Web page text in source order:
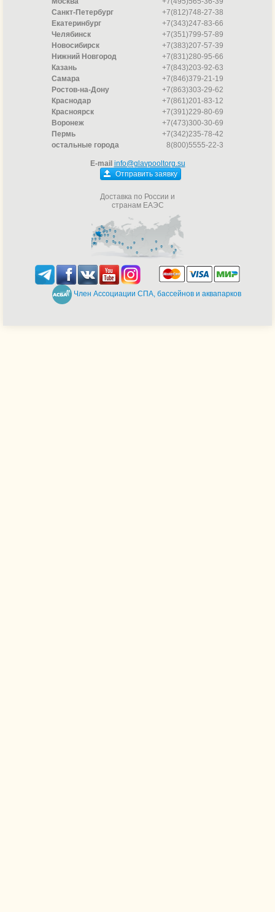
Санкт-Петербург
+7(812)748-27-38
Екатеринбург
+7(343)247-83-66
Челябинск
+7(351)799-57-89
Новосибирск
+7(383)207-57-39
Нижний Новгород
+7(831)280-95-66
Казань
+7(843)203-92-63
Самара
+7(846)379-21-19
Ростов-на-Дону
+7(863)303-29-62
Краснодар
+7(861)201-83-12
Красноярск
+7(391)229-80-69
Воронеж
+7(473)300-30-69
Пермь
+7(342)235-78-42
остальные города
8(800)5555-22-3
E-mail info@glavpooltorg.su
Отправить заявку
Доставка по России и
странам ЕАЭС
Член Ассоциации СПА, бассейнов и аквапарков